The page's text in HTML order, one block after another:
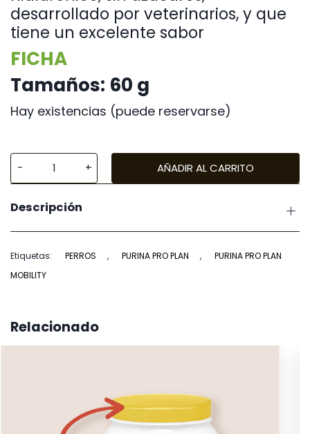
desarrollado por veterinarios, y que
tiene un excelente sabor
FICHA
Tamaños: 60 g
Hay existencias (puede reservarse)
Dog
Mobility
g
cantidad
AÑADIR AL CARRITO
Descripción
Etiquetas: PERROS , PURINA PRO PLAN ,
PURINA PRO PLAN
MOBILITY
Relacionado